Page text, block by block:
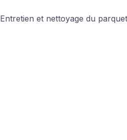
Entretien et nettoyage du parquet